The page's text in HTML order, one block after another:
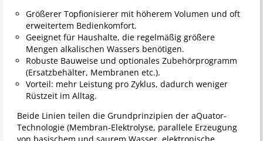
Größerer Topfionisierer mit höherem Volumen und oft
erweitertem Bedienkomfort.
Geeignet für Haushalte, die regelmäßig größere
Mengen alkalischen Wassers benötigen.
Robuste Bauweise und optionales Zubehörprogramm
(Ersatzbehälter, Membranen etc.).
Vorteil: mehr Leistung pro Zyklus, dadurch weniger
Rüstzeit im Alltag.
Beide Linien teilen die Grundprinzipien der aQuator-
Technologie (Membran-Elektrolyse, parallele Erzeugung